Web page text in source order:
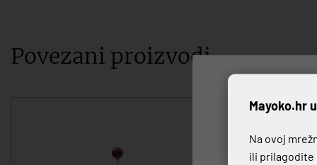
Povezani proizvodi
Mayoko.hr
Na ovoj
ili prilagodite